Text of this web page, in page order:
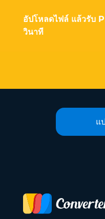
อัปโหลดไฟล์ แล้วรับ
วินาที
แ